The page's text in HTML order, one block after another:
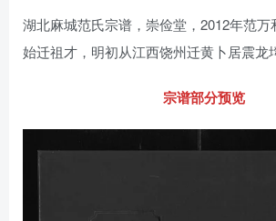
湖北麻城范氏宗谱，崇俭堂，2012年范万
始迁祖才，明初从江西饶州迁黄卜居震龙
宗谱部分预览